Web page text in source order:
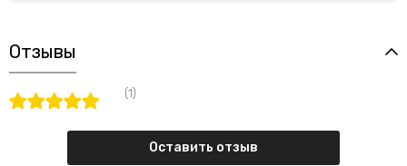
Отзывы
(1)
Оставить отзыв